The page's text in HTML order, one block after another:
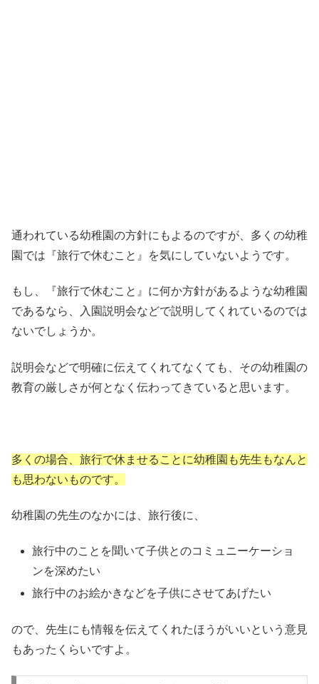
通われている幼稚園の方針にもよるのですが、多くの幼稚
園では『旅行で休むこと』を気にしていないようです。
もし、『旅行で休むこと』に何か方針があるような幼稚園
であるなら、入園説明会などで説明してくれているのでは
ないでしょうか。
説明会などで明確に伝えてくれてなくても、その幼稚園の
教育の厳しさが何となく伝わってきていると思います。
多くの場合、旅行で休ませることに幼稚園も先生もなんと
も思わないものです。
幼稚園の先生のなかには、旅行後に、
旅行中のことを聞いて子供とのコミュニーケーショ
ンを深めたい
旅行中のお絵かきなどを子供にさせてあげたい
ので、先生にも情報を伝えてくれたほうがいいという意見
もあったくらいですよ。